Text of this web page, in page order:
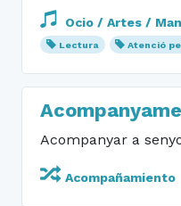
Ocio / Artes /
Lectura Atenció
Acompanyar a
Acompañamiento